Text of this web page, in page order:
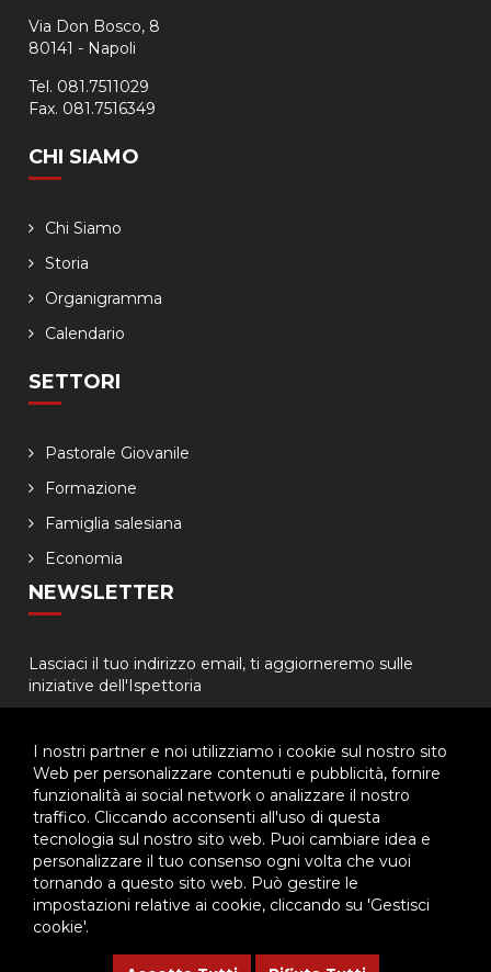
I nostri partner e noi utilizziamo i cookie sul nostro sito
Web per personalizzare contenuti e pubblicità, fornire
funzionalità ai social network o analizzare il nostro
traffico. Cliccando acconsenti all'uso di questa
tecnologia sul nostro sito web. Puoi cambiare idea e
personalizzare il tuo consenso ogni volta che vuoi
tornando a questo sito web. Può gestire le
impostazioni relative ai cookie, cliccando su 'Gestisci
cookie'.
Via Don Bosco, 8
80141 - Napoli
Tel. 081.7511029
Fax. 081.7516349
CHI SIAMO
Chi Siamo
Storia
Organigramma
Calendario
SETTORI
Pastorale Giovanile
Formazione
Famiglia salesiana
Economia
NEWSLETTER
Lasciaci il tuo indirizzo email, ti aggiorneremo sulle
iniziative dell'Ispettoria
© 2026 - Ispettoria Salesiana Meridionale - All rights reserved. | P.IVA
80057280630 |
Privacy & Cookie Policy - Gestisci Cookie
Questo plugin utilizza cookie per raccogliere dati e cookie di